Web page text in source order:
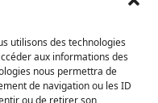
utilisons des technologies
aux informations des
nous permettra de
de navigation ou les ID
ou de retirer son